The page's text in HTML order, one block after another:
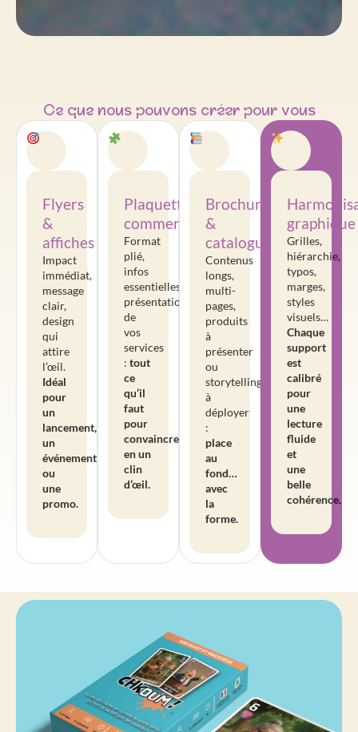
Ce que nous pouvons créer pour vous
Flyers
&
affiches
Impact
immédiat,
message
clair,
design
qui
attire
l’œil.
Idéal
pour
un
lancement,
un
événement
ou
une
promo.
Plaquettes
commerciales
Format
plié,
infos
essentielles,
présentation
de
vos
services
: tout
ce
qu’il
faut
pour
convaincre
en un
clin
d’œil.
Brochures
&
catalogues
Contenus
longs,
multi-
pages,
produits
à
présenter
ou
storytelling
à
déployer
:
place
au
fond…
avec
la
forme.
graphique
Grilles,
hiérarchie,
typos,
marges,
styles
visuels…
Chaque
support
est
calibré
pour
une
lecture
fluide
et
une
belle
cohérence.